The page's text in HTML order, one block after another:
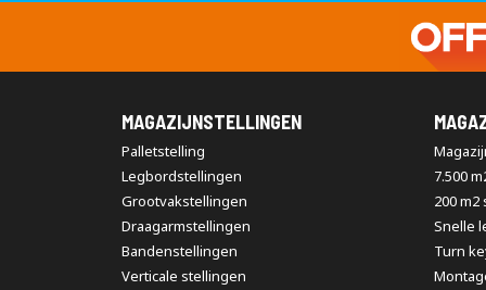
MAGAZIJNSTELLINGEN
Palletstelling
Legbordstellingen
Grootvakstellingen
Draagarmstellingen
Bandenstellingen
Verticale stellingen
7.500
200
Snelle
Turn